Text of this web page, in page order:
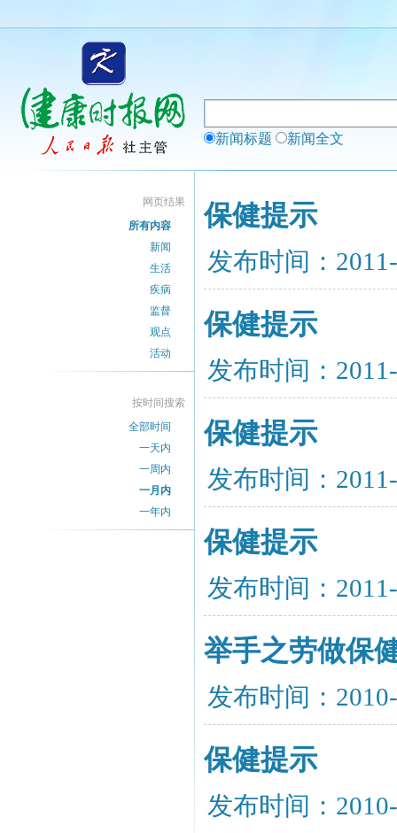
新闻标题 新闻全文
网页结果
所有内容
新闻
生活
疾病
监督
观点
活动
按时间搜索
全部时间
一天内
一周内
一月内
一年内
保健提示
发布时间：
保健提示
发布时间：
保健提示
发布时间：
保健提示
发布时间：
举手之劳做保
发布时间：
保健提示
发布时间：